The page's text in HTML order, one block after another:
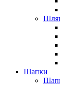
Шапки